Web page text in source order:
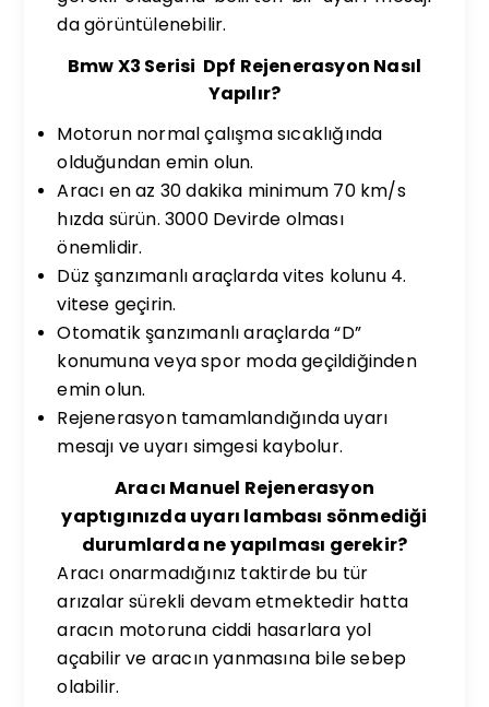
da görüntülenebilir.
Bmw X3 Serisi Dpf Rejenerasyon Nasıl
Yapılır?
Motorun normal çalışma sıcaklığında
olduğundan emin olun.
Aracı en az 30 dakika minimum 70 km/s
hızda sürün. 3000 Devirde olması
önemlidir.
Düz şanzımanlı araçlarda vites kolunu 4.
vitese geçirin.
Otomatik şanzımanlı araçlarda “D”
konumuna veya spor moda geçildiğinden
emin olun.
Rejenerasyon tamamlandığında uyarı
mesajı ve uyarı simgesi kaybolur.
Aracı Manuel Rejenerasyon
yaptıgınızda uyarı lambası sönmediği
durumlarda ne yapılması gerekir?
Aracı onarmadığınız taktirde bu tür
arızalar sürekli devam etmektedir hatta
aracın motoruna ciddi hasarlara yol
açabilir ve aracın yanmasına bile sebep
olabilir.